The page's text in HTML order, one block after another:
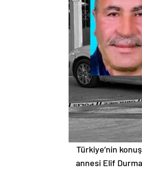
Türkiye’nin
annesi Elif